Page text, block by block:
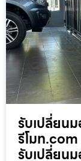
รับเปลี่ยนม
รีโมท.com
รับเปลี่ยนม